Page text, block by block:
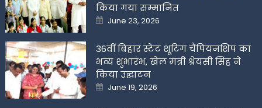
किया गया सम्मानित
Posted
on
June 23, 2026
36वीं बिहार स्टेट शूटिंग चैंपियनशिप का
भव्य शुभारंभ, खेल मंत्री श्रेयसी सिंह ने
किया उद्घाटन
Posted
on
June 19, 2026